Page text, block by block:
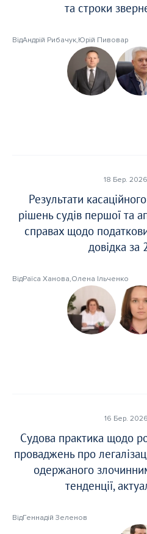
та строки
ВідАндрій Рибачук,Юрій Пивовар
18 Бер.
Результати
рішень судів першої та
справах щодо
довідка за
ВідРаїса Ханова,Олена Ільченко
16 Бер.
Судова практика щодо
проваджень про
одержаного
тенденції,
ВідГеннадій Зеленов